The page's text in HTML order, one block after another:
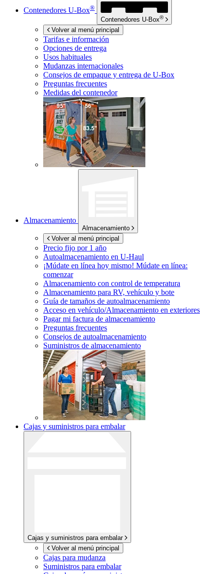
Contenedores U-Box®
Contenedores U-Box®
Volver al menú principal
Tarifas e información
Opciones de entrega
Usos habituales
Mudanzas internacionales
Consejos de empaque y entrega de U-Box
Preguntas frecuentes
Medidas del contenedor
Almacenamiento
Almacenamiento
Volver al menú principal
Precio fijo por 1 año
Autoalmacenamiento en U-Haul
¡Múdate en línea hoy mismo! Múdate en línea:
comenzar
Almacenamiento con control de temperatura
Almacenamiento para RV, vehículo y bote
Guía de tamaños de autoalmacenamiento
Acceso en vehículo/Almacenamiento en exteriores
Pagar mi factura de almacenamiento
Preguntas frecuentes
Consejos de autoalmacenamiento
Suministros de almacenamiento
Cajas y suministros para embalar
Cajas y suministros para embalar
Volver al menú principal
Cajas para mudanza
Suministros para embalar